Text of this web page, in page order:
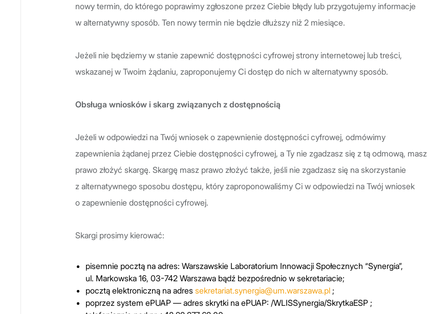
nowy termin, do którego poprawimy zgłoszone przez Ciebie błędy lub przygotujemy informacje
w alternatywny sposób. Ten nowy termin nie będzie dłuższy niż 2 miesiące.
Jeżeli nie będziemy w stanie zapewnić dostępności cyfrowej strony internetowej lub treści,
wskazanej w Twoim żądaniu, zaproponujemy Ci dostęp do nich w alternatywny sposób.
Obsługa wniosków i skarg związanych z dostępnością
Jeżeli w odpowiedzi na Twój wniosek o zapewnienie dostępności cyfrowej, odmówimy
zapewnienia żądanej przez Ciebie dostępności cyfrowej, a Ty nie zgadzasz się z tą odmową, masz
prawo złożyć skargę. Skargę masz prawo złożyć także, jeśli nie zgadzasz się na skorzystanie
z alternatywnego sposobu dostępu, który zaproponowaliśmy Ci w odpowiedzi na Twój wniosek
o zapewnienie dostępności cyfrowej.
Skargi prosimy kierować:
pisemnie pocztą na adres: Warszawskie Laboratorium Innowacji Społecznych “Synergia”,
ul. Markowska 16, 03-742 Warszawa bądź bezpośrednio w sekretariacie;
pocztą elektroniczną na adres sekretariat.synergia@um.warszawa.pl ;
poprzez system ePUAP — adres skrytki na ePUAP: /WLISSynergia/SkrytkaESP ;